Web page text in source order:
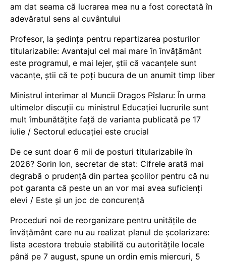
am dat seama că lucrarea mea nu a fost corectată în
adevăratul sens al cuvântului
Profesor, la ședința pentru repartizarea posturilor
titularizabile: Avantajul cel mai mare în învățământ
este programul, e mai lejer, știi că vacanțele sunt
vacanţe, știi că te poți bucura de un anumit timp liber
Ministrul interimar al Muncii Dragos Pîslaru: În urma
ultimelor discuții cu ministrul Educației lucrurile sunt
mult îmbunătățite față de varianta publicată pe 17
iulie / Sectorul educației este crucial
De ce sunt doar 6 mii de posturi titularizabile în
2026? Sorin Ion, secretar de stat: Cifrele arată mai
degrabă o prudență din partea școlilor pentru că nu
pot garanta că peste un an vor mai avea suficienți
elevi / Este și un joc de concurență
Proceduri noi de reorganizare pentru unitățile de
învățământ care nu au realizat planul de școlarizare:
lista acestora trebuie stabilită cu autoritățile locale
până pe 7 august, spune un ordin emis miercuri, 5